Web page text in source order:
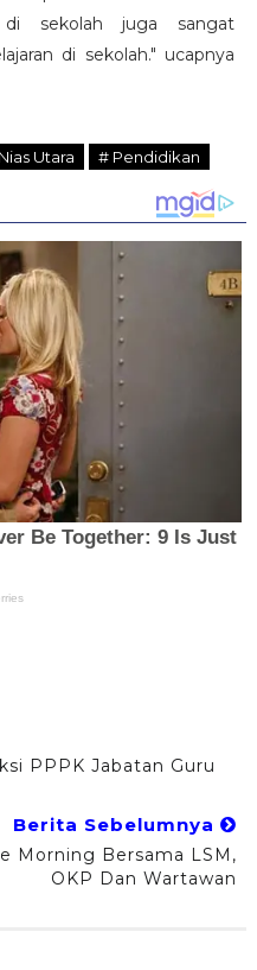
di sekolah juga sangat
di sekolah." ucapnya
Utara # Pendidikan
PPPK Jabatan Guru
Berita Sebelumnya
Morning Bersama LSM,
OKP Dan Wartawan